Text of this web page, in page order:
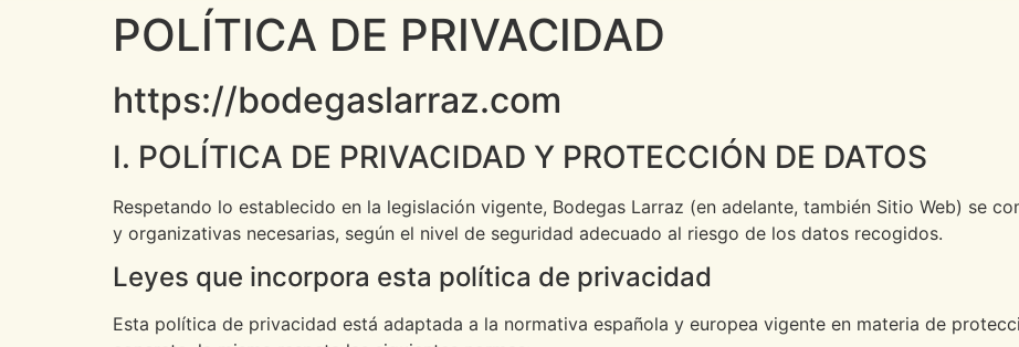
POLÍTICA DE PRIVACIDAD
https://bodegaslarraz.com
I. POLÍTICA DE PRIVACIDAD Y PROTECCIÓN DE DATOS
Respetando lo establecido en la legislación vigente, Bodegas Larraz (en adelante, también Sitio Web) se
y organizativas necesarias, según el nivel de seguridad adecuado al riesgo de los datos recogidos.
Leyes que incorpora esta política de privacidad
Esta política de privacidad está adaptada a la normativa española y europea vigente en materia de